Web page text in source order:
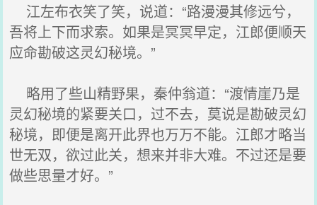
江左布衣笑了笑，说道：“路漫漫其修远兮，
吾将上下而求索。如果是冥冥早定，江郎便顺天
应命勘破这灵幻秘境。”
略用了些山精野果，秦仲翁道：“渡情崖乃是
灵幻秘境的紧要关口，过不去，莫说是勘破灵幻
秘境，即便是离开此界也万万不能。江郎才略当
世无双，欲过此关，想来并非大难。不过还是要
做些思量才好。”